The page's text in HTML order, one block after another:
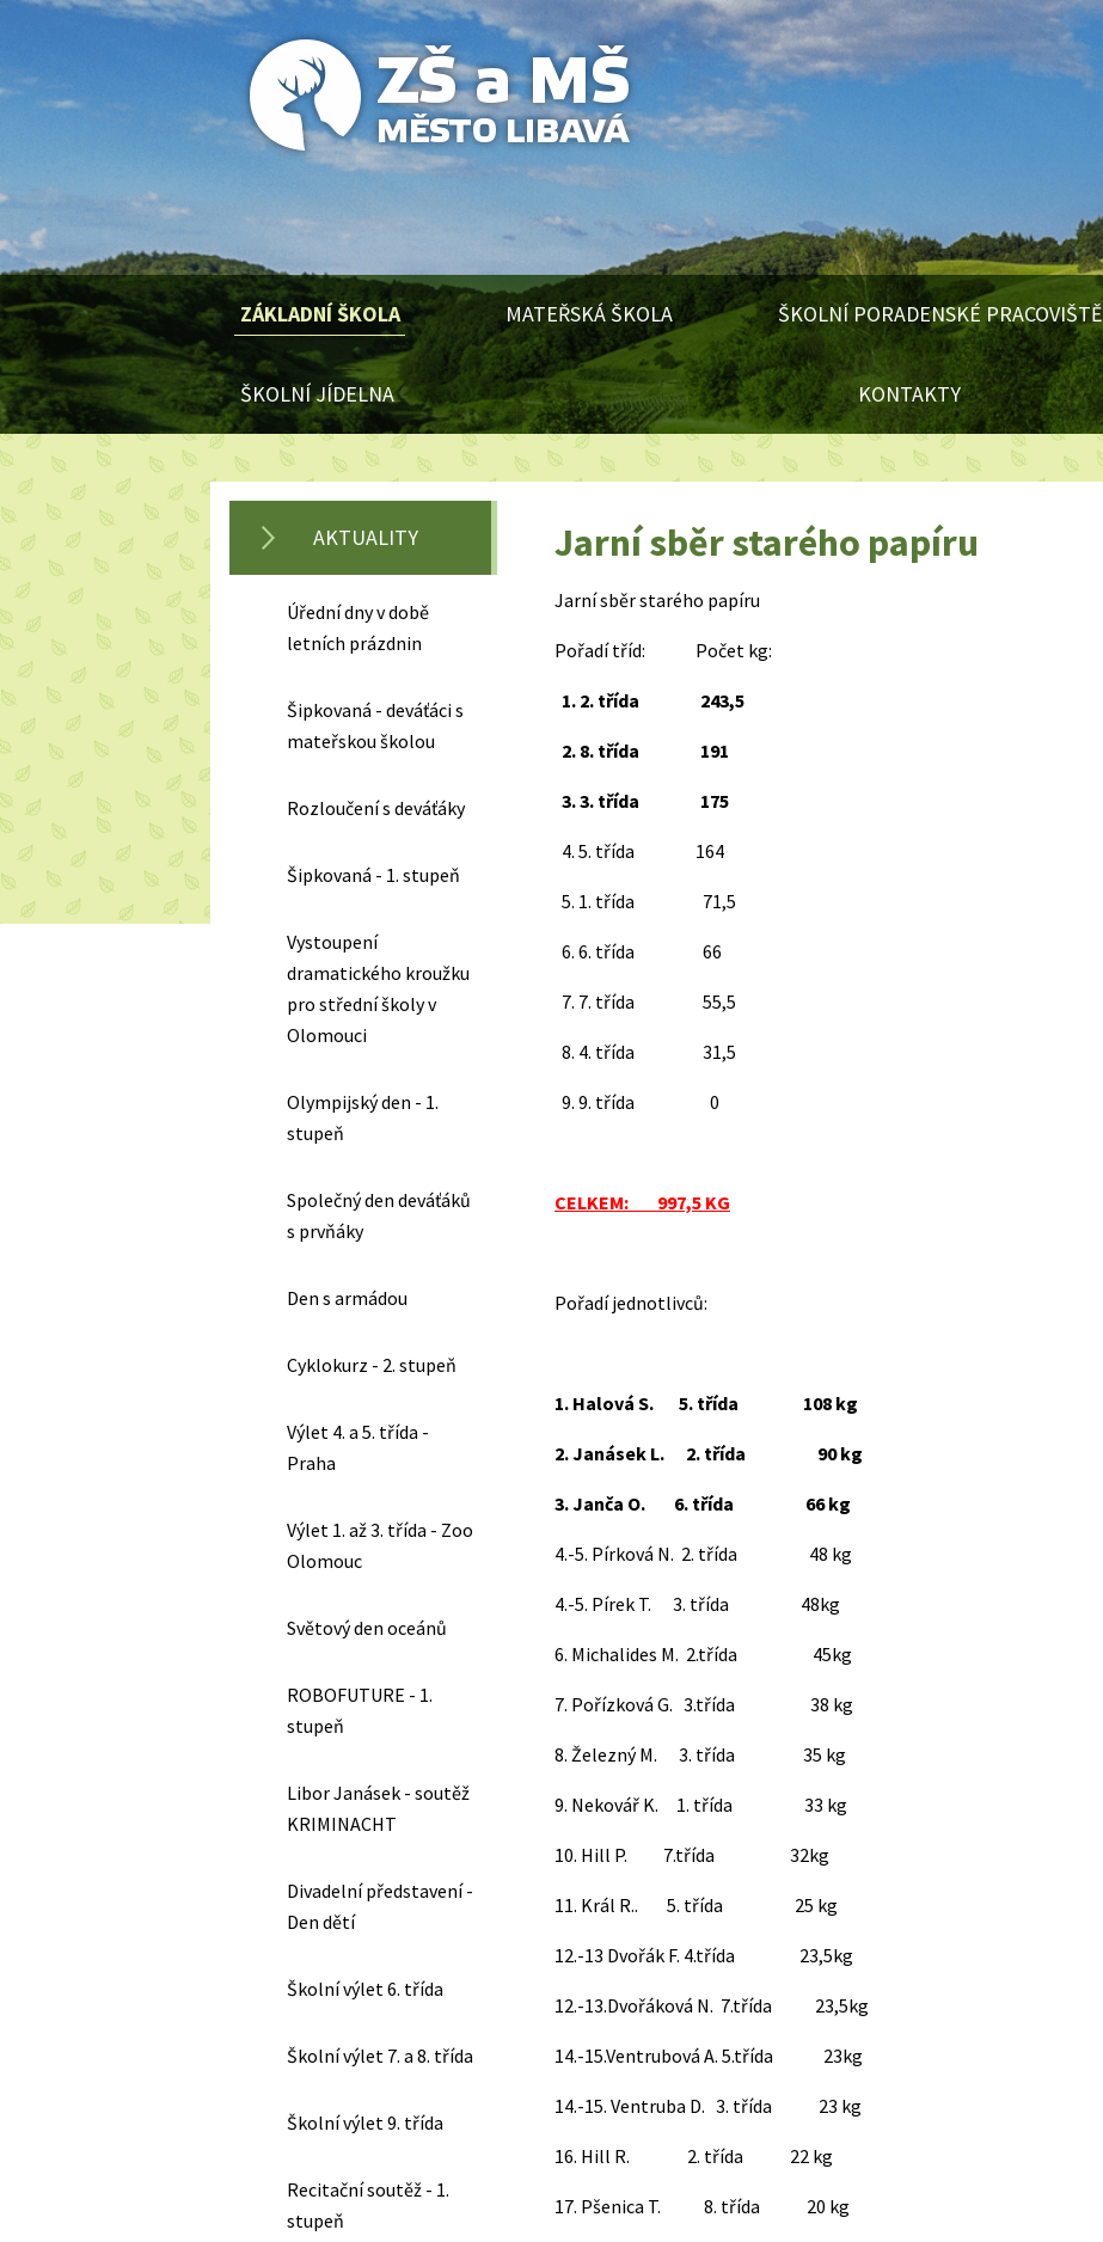
ZÁKLADNÍ ŠKOLA MATEŘSKÁ ŠKOLA ŠKOLNÍ PORADENSKÉ PRACOVIŠTĚ
ŠKOLNÍ JÍDELNA KONTAKTY
Jarní sběr starého papíru
Jarní sběr starého papíru
Pořadí tříd: Počet kg:
1. 2. třída 243,5
2. 8. třída 191
3. 3. třída 175
4. 5. třída 164
5. 1. třída 71,5
6. 6. třída 66
7. 7. třída 55,5
8. 4. třída 31,5
9. 9. třída 0
CELKEM: 997,5 KG
Pořadí jednotlivců:
1. Halová S. 5. třída 108 kg
2. Janásek L. 2. třída 90 kg
3. Janča O. 6. třída 66 kg
4.-5. Pírková N. 2. třída 48 kg
4.-5. Pírek T. 3. třída 48kg
6. Michalides M. 2.třída 45kg
7. Pořízková G. 3.třída 38 kg
8. Železný M. 3. třída 35 kg
9. Nekovář K. 1. třída 33 kg
10. Hill P. 7.třída 32kg
11. Král R.. 5. třída 25 kg
12.-13 Dvořák F. 4.třída 23,5kg
12.-13.Dvořáková N. 7.třída 23,5kg
14.-15.Ventrubová A. 5.třída 23kg
14.-15. Ventruba D. 3. třída 23 kg
16. Hill R. 2. třída 22 kg
17. Pšenica T. 8. třída 20 kg
AKTUALITY
Úřední dny v době
letních prázdnin
Šipkovaná - deváťáci s
mateřskou školou
Rozloučení s deváťáky
Šipkovaná - 1. stupeň
Vystoupení
dramatického kroužku
pro střední školy v
Olomouci
Olympijský den - 1.
stupeň
Společný den deváťáků
s prvňáky
Den s armádou
Cyklokurz - 2. stupeň
Výlet 4. a 5. třída -
Praha
Výlet 1. až 3. třída - Zoo
Olomouc
Světový den oceánů
ROBOFUTURE - 1.
stupeň
Libor Janásek - soutěž
KRIMINACHT
Divadelní představení -
Den dětí
Školní výlet 6. třída
Školní výlet 7. a 8. třída
Školní výlet 9. třída
Recitační soutěž - 1.
stupeň